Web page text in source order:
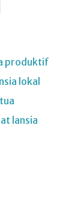
produktif
lokal
lansia